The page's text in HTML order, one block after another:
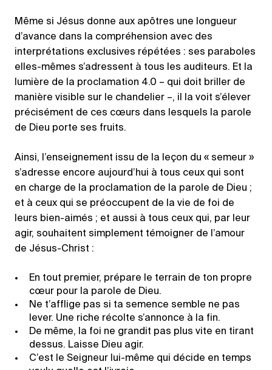
Même si Jésus donne aux apôtres une longueur
d’avance dans la compréhension avec des
interprétations exclusives répétées : ses paraboles
elles-mêmes s’adressent à tous les auditeurs. Et la
lumière de la proclamation 4.0 – qui doit briller de
manière visible sur le chandelier –, il la voit s’élever
précisément de ces cœurs dans lesquels la parole
de Dieu porte ses fruits.
Ainsi, l’enseignement issu de la leçon du « semeur »
s’adresse encore aujourd’hui à tous ceux qui sont
en charge de la proclamation de la parole de Dieu ;
et à ceux qui se préoccupent de la vie de foi de
leurs bien-aimés ; et aussi à tous ceux qui, par leur
agir, souhaitent simplement témoigner de l’amour
de Jésus-Christ :
En tout premier, prépare le terrain de ton propre
cœur pour la parole de Dieu.
Ne t’afflige pas si ta semence semble ne pas
lever. Une riche récolte s’annonce à la fin.
De même, la foi ne grandit pas plus vite en tirant
dessus. Laisse Dieu agir.
C’est le Seigneur lui-même qui décide en temps